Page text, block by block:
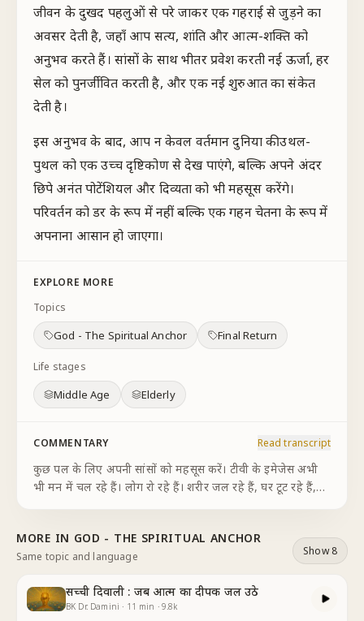
जीवन के दुखद पहलुओं से परे जाकर एक गहराई से जुड़ने का
अवसर देती है, जहाँ आप सत्य, शांति और आत्म-शक्ति को
अनुभव करते हैं। सांसों के साथ भीतर प्रवेश करती नई ऊर्जा, हर
सेल को पुनर्जीवित करती है, और एक नई शुरुआत का संकेत
देती है।
इस अनुभव के बाद, आप न केवल वर्तमान दुनिया की उथल-
पुथल को एक उच्च दृष्टिकोण से देख पाएंगे, बल्कि अपने अंदर
छिपे अनंत पोटेंशियल और दिव्यता को भी महसूस करेंगे।
परिवर्तन को डर के रूप में नहीं बल्कि एक गहन चेतना के रूप में
अपनाना आसान हो जाएगा।
EXPLORE MORE
Topics
God - The Spiritual Anchor Final Return
Life stages
Middle Age Elderly
COMMENTARY Read transcript
कुछ पल के लिए अपनी सांसों को महसूस करें। टीवी के इमेजेस अभी
भी मन में चल रहे हैं। लोग रो रहे हैं। शरीर जल रहे हैं, घर टूट रहे हैं,
MORE IN GOD - THE SPIRITUAL ANCHOR
Same topic and language Show 8
सच्ची दिवाली : जब आत्म का दीपक जल उठे
BK Dr. Damini · 11 min · 9.8k